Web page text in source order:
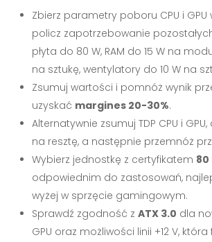
Zbierz parametry poboru CPU i
policz zapotrzebowanie
płyta do 80 W, RAM do 15 W na
na sztukę, wentylatory do 10 W na
Zsumuj wartości i pomnóż wynik
uzyskać margines 20-30%.
Alternatywnie zsumuj TDP CPU i
na resztę, a następnie przemnóż
Wybierz jednostkę z certyfikatem 80
odpowiednim do zastosowań,
wyżej w sprzęcie gamingowym.
Sprawdź zgodność zATX 3.0 dla
GPU oraz możliwości linii +12 V,